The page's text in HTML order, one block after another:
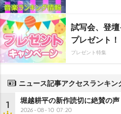
試写会、登
プレゼント！
プレゼント特集
ニュース記事アクセスランキン
1 堀越耕平の新作読切に絶賛の声
2026-08-10 07:20